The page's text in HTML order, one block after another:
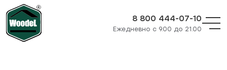
8 800 444-07-10
Ежедневно с 9.00 до 21.00